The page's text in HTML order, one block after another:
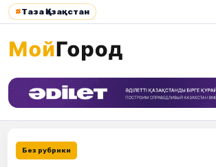
#Таза Қазақстан
Без рубрики